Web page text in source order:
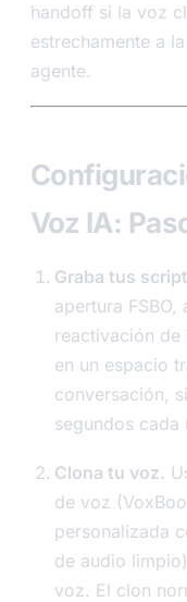
handoff si la voz
estrechamente a
agente.
Voz IA:
Graba tus
apertura
reactivación de
en un espacio
conversación,
segundos cada
Clona tu voz.
de voz
personalizada
de audio
voz. El clon